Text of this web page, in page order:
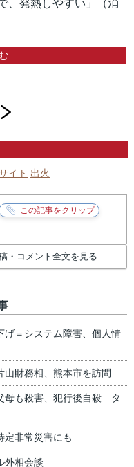
、発熱しやすい」（消
next
イト 出火
・コメント全文を見る
げ＝システム障害、個人情
財務相、熊本市を訪問
母も殺害、犯行後自殺―タ
定非常災害にも
外相会談